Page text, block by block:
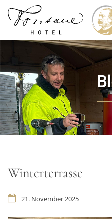
Winterterrasse
21. November 2025